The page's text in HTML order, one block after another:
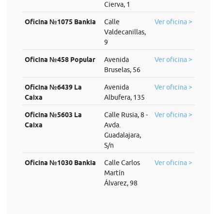
Cierva, 1
Oficina №1075 Bankia
Calle
Valdecanillas,
9
Ver oficina >
Oficina №458 Popular
Avenida
Bruselas, 56
Ver oficina >
Oficina №6439 La
Caixa
Avenida
Albufera, 135
Ver oficina >
Oficina №5603 La
Caixa
Calle Rusia, 8 -
Avda.
Guadalajara,
S/n
Ver oficina >
Oficina №1030 Bankia
Calle Carlos
Martín
Álvarez, 98
Ver oficina >